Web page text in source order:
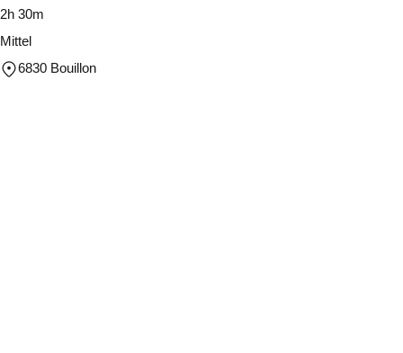
2h 30m
Mittel
6830 Bouillon